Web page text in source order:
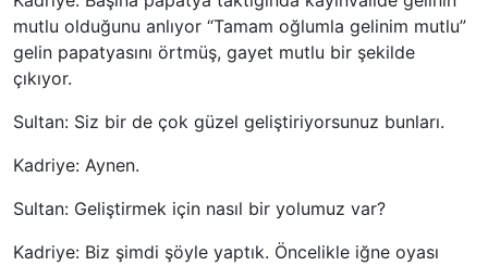
mutlu olduğunu anlıyor “Tamam oğlumla gelinim mutlu”
gelin papatyasını örtmüş, gayet mutlu bir şekilde
çıkıyor.
Sultan: Siz bir de çok güzel geliştiriyorsunuz bunları.
Kadriye: Aynen.
Sultan: Geliştirmek için nasıl bir yolumuz var?
Kadriye: Biz şimdi şöyle yaptık. Öncelikle iğne oyası